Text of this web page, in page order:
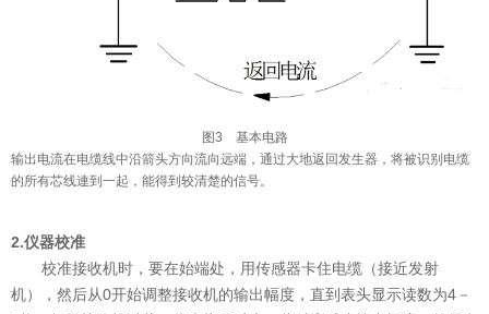
图3 基本电路
输出电流在电缆线中沿箭头方向流向远端，通过大地返回发生器，将被识别电缆
的所有芯线連到一起，能得到较清楚的信号。
2.仪器校准
校准接收机时，要在始端处，用传感器卡住电缆（接近发射
机），然后从0开始调整接收机的输出幅度，直到表头显示读数为4－